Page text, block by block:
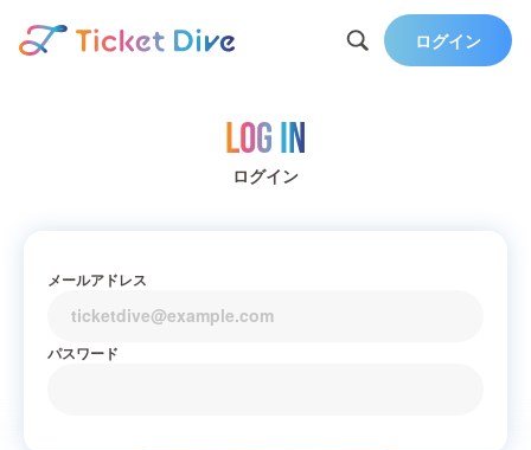
ログイン
Log in
ログイン
メールアドレス
パスワード